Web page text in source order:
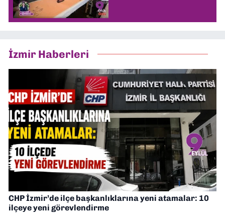
İzmir Haberleri
CHP İzmir’de ilçe başkanlıklarına yeni atamalar: 10
ilçeye yeni görevlendirme